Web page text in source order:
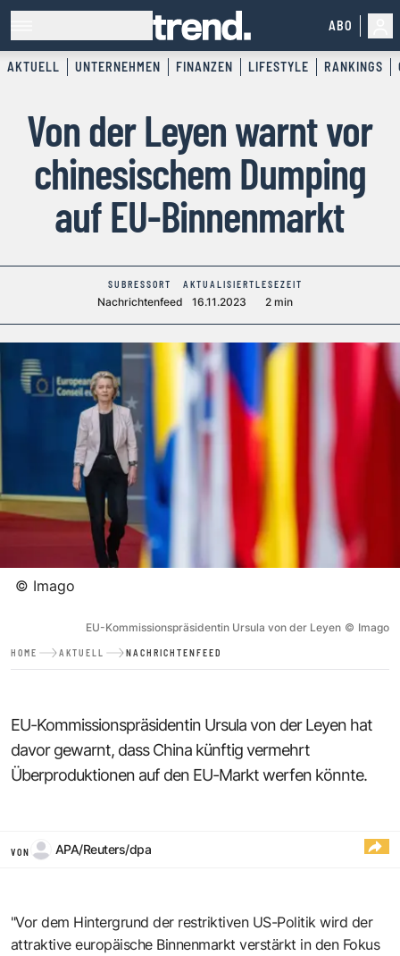
ABO
AKTUELL UNTERNEHMEN FINANZEN LIFESTYLE RANKINGS
Von der Leyen warnt vor
chinesischem Dumping
auf EU-Binnenmarkt
SUBRESSORT
Nachrichtenfeed
AKTUALISIERT
16.11.2023
LESEZEIT
2 min
© Imago
EU-Kommissionspräsidentin Ursula von der Leyen © Imago
HOME AKTUELL NACHRICHTENFEED
EU-Kommissionspräsidentin Ursula von der Leyen hat
davor gewarnt, dass China künftig vermehrt
Überproduktionen auf den EU-Markt werfen könnte.
VON APA/Reuters/dpa
"Vor dem Hintergrund der restriktiven US-Politik wird der
attraktive europäische Binnenmarkt verstärkt in den Fokus